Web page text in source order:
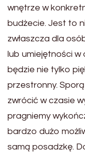
wnętrze w
budżecie. Jest to
zwłaszcza dla
lub umiejętności w
będzie nie tylko
przestronny.
zwrócić w czasie
pragniemy
bardzo dużo
samą posadzkę.